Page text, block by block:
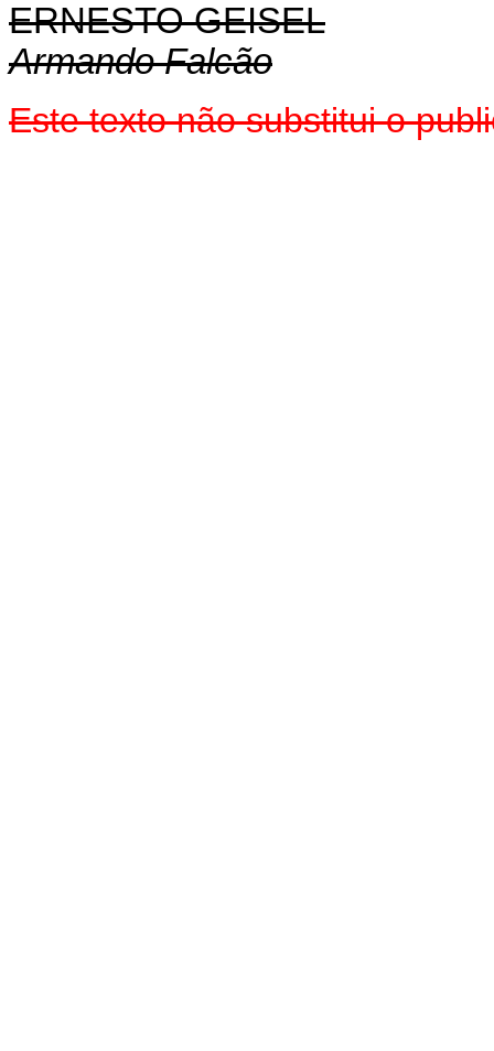
ERNESTO GEISEL
Armando Falcão
Este texto não substitui o